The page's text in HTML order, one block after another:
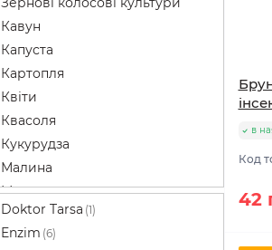
Зернові колосові культури
Кавун
Капуста
Картопля
Квіти
Квасоля
Кукурудза
Малина
Морква
Огірки
Перець
Doktor Tarsa (1)
Enzim (6)
в
Код
42